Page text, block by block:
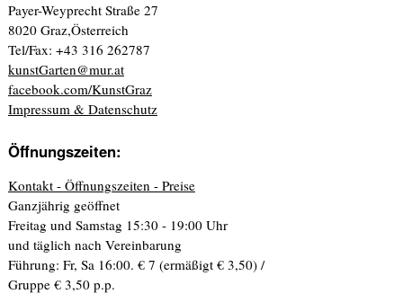
Payer-Weyprecht Straße 27
8020 Graz,Österreich
Tel/Fax: +43 316 262787
kunstGarten@mur.at
facebook.com/KunstGraz
Impressum & Datenschutz
Öffnungszeiten:
Kontakt - Öffnungszeiten - Preise
Ganzjährig geöffnet
Freitag und Samstag 15:30 - 19:00 Uhr
und täglich nach Vereinbarung
Führung: Fr, Sa 16:00. € 7 (ermäßigt € 3,50) /
Gruppe € 3,50 p.p.